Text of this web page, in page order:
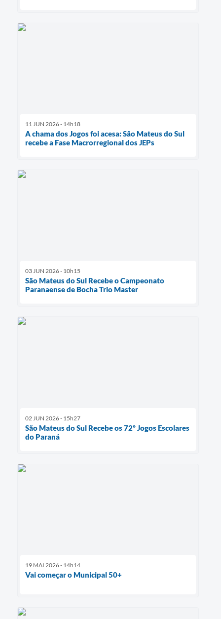
11 JUN 2026 - 14h18
A chama dos Jogos foi acesa: São Mateus do Sul
recebe a Fase Macrorregional dos JEPs
03 JUN 2026 - 10h15
São Mateus do Sul Recebe o Campeonato
Paranaense de Bocha Trio Master
02 JUN 2026 - 15h27
São Mateus do Sul Recebe os 72º Jogos Escolares
do Paraná
19 MAI 2026 - 14h14
Vai começar o Municipal 50+